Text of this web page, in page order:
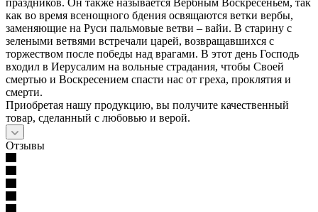
как во время всенощного бдения освящаются ветки вербы,
заменяющие на Руси пальмовые ветви – вайи. В старину с
зелеными ветвями встречали царей, возвращавшихся с
торжеством после победы над врагами. В этот день Господь
входил в Иерусалим на вольные страдания, чтобы Своей
смертью и Воскресением спасти нас от греха, проклятия и
смерти.
Приобретая нашу продукцию, вы получите качественный
товар, сделанный с любовью и верой.
Отзывы